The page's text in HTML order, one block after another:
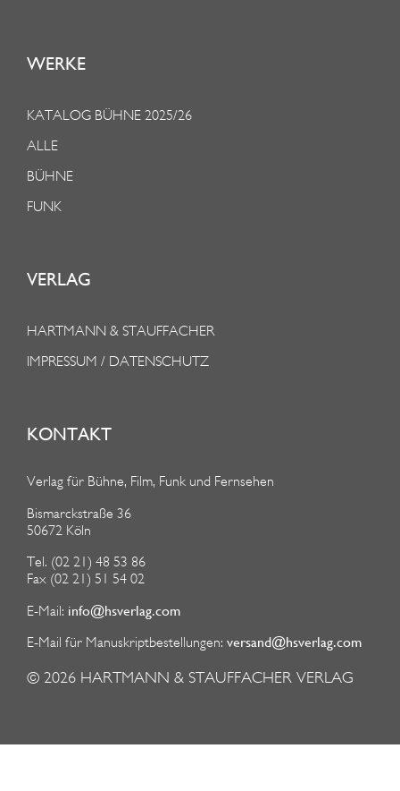
WERKE
KATALOG BÜHNE 2025/26
ALLE
BÜHNE
FUNK
VERLAG
HARTMANN & STAUFFACHER
IMPRESSUM / DATENSCHUTZ
KONTAKT
Verlag für Bühne, Film, Funk und Fernsehen
Bismarckstraße 36
50672 Köln
Tel. (02 21) 48 53 86
Fax (02 21) 51 54 02
E-Mail: info@hsverlag.com
E-Mail für Manuskriptbestellungen: versand@hsverlag.com
© 2026 HARTMANN & STAUFFACHER VERLAG